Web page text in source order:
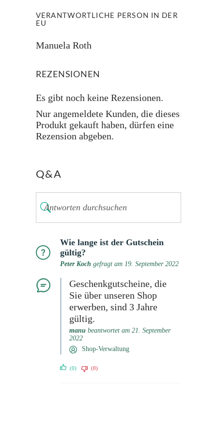
VERANTWORTLICHE PERSON IN DER
EU
Manuela Roth
REZENSIONEN
Es gibt noch keine Rezensionen.
Nur angemeldete Kunden, die dieses
Produkt gekauft haben, dürfen eine
Rezension abgeben.
Q&A
Wie lange ist der Gutschein
gültig?
Peter Koch gefragt am 19. September 2022
Geschenkgutscheine, die
Sie über unseren Shop
erwerben, sind 3 Jahre
gültig.
manu beantwortet am 21. September
2022
Shop-Verwaltung
(0) (0)